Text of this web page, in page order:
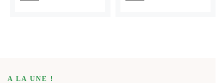
A LA UNE !